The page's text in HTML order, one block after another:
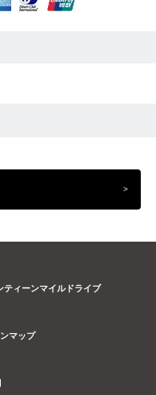
>
ティーンマイルドライブ
マップ